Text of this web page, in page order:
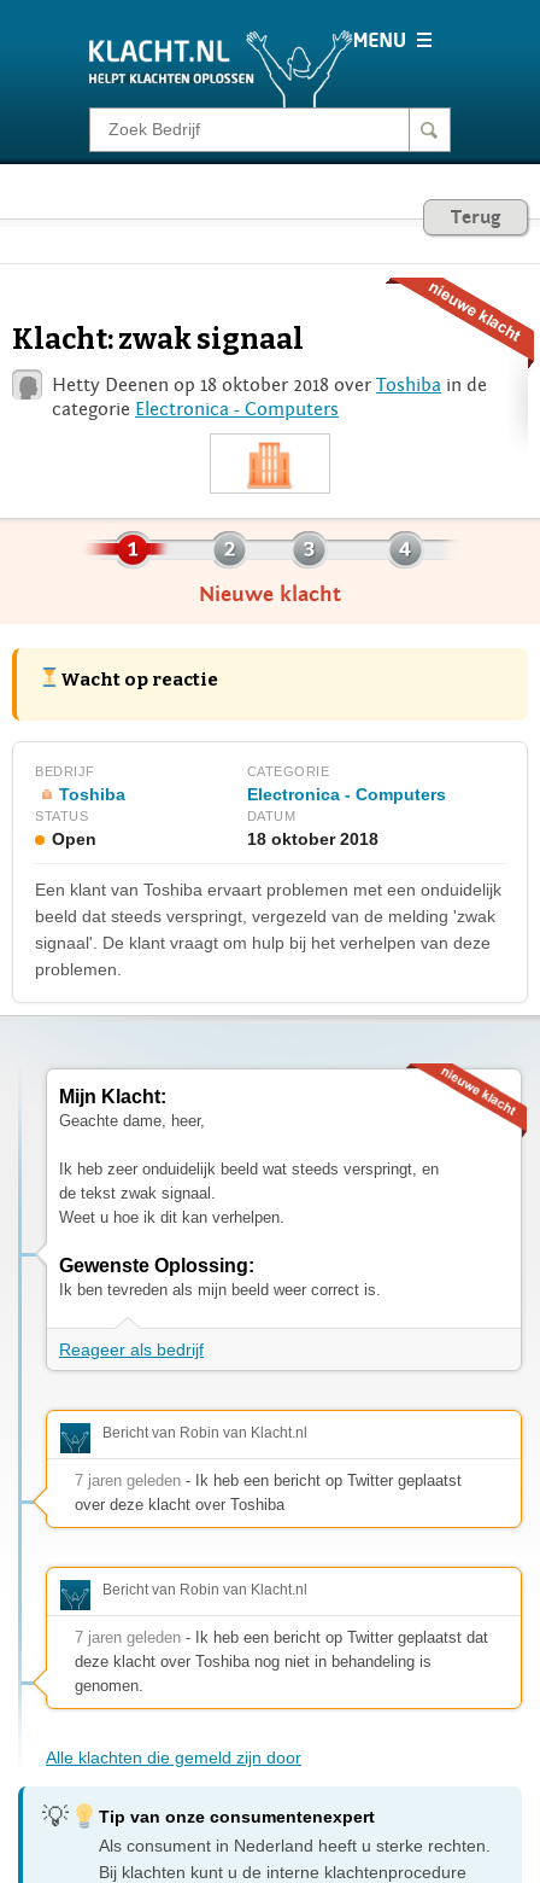
Klacht melden
Consumentenrecht Terug
Klacht: zwak signaal
Hetty Deenen op 18 oktober 2018 overToshiba in de
categorie Electronica - Computers
Nieuwe klacht
Wacht op reactie
BEDRIJF
Toshiba
CATEGORIE
Electronica - Computers
STATUS
Open
DATUM
18 oktober 2018
Een klant van Toshiba ervaart problemen met een onduidelijk
beeld dat steeds verspringt, vergezeld van de melding 'zwak
signaal'. De klant vraagt om hulp bij het verhelpen van deze
problemen.
Mijn Klacht:
Geachte dame, heer,
Ik heb zeer onduidelijk beeld wat steeds verspringt, en
de tekst zwak signaal.
Weet u hoe ik dit kan verhelpen.
Gewenste Oplossing:
Ik ben tevreden als mijn beeld weer correct is.
Reageer als bedrijf
Bericht van Robin van Klacht.nl
7 jaren geleden - Ik heb een bericht op Twitter geplaatst
over deze klacht over Toshiba
Bericht van Robin van Klacht.nl
7 jaren geleden - Ik heb een bericht op Twitter geplaatst dat
deze klacht over Toshiba nog niet in behandeling is
genomen.
Alle klachten die gemeld zijn door
Tip van onze consumentenexpert
Als consument in Nederland heeft u sterke rechten.
Bij klachten kunt u de interne klachtenprocedure